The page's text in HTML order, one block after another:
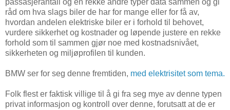
råd om hva slags biler de har for mange eller for få av,
hvordan andelen elektriske biler er i forhold til behovet,
vurdere sikkerhet og kostnader og løpende justere en rekke
forhold som til sammen gjør noe med kostnadsnivået,
sikkerheten og miljøprofilen til kunden.
BMW ser for seg denne fremtiden, med elektrisitet som tema.
Folk flest er faktisk villige til å gi fra seg mye av denne typen
privat informasjon og kontroll over denne, forutsatt at de er